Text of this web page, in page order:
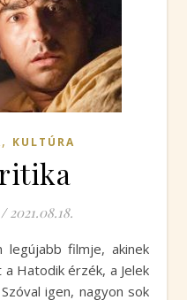
, KULTÚRA
/ 2021.08.18.
Hatodik érzék, a Jelek
igen, nagyon sok